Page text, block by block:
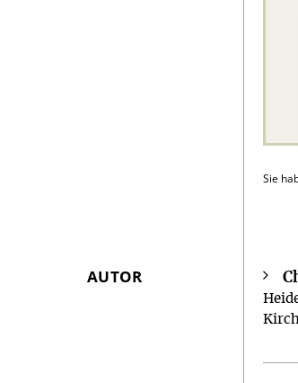
Sie
Überschrift
AUTOR